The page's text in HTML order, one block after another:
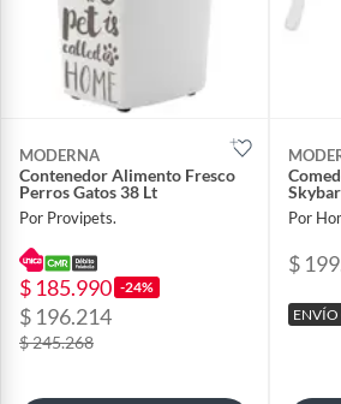
MODERNA
Contenedor Alimento Fresco
Perros Gatos 38 Lt
Por Provipets.
$ 185.990 -24%
$ 196.214
$ 245.268
Por
$
ENVÍO